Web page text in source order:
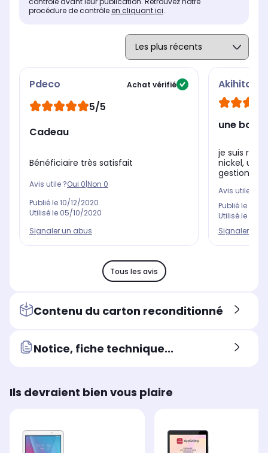
procédure de contrôleen cliquant ici.
Pdeco Achat vérifié
5/5
Cadeau
Bénéficiaire très satisfait
Avis utile ?Oui 0|Non 0
Publié le10/12/2020
Utilisé le 05/10/2020
Signaler un abus
Akihito
une
je suis
nickel, un
gestion de
Avis utile ?
Publié le
Utilisé le
Signaler un
Tous les avis
Contenu du carton reconditionné
Notice, fiche technique...
Ils devraient bien vous plaire